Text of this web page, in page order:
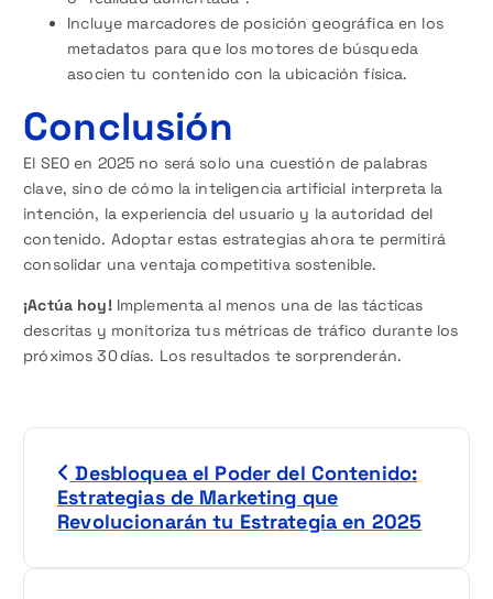
Incluye marcadores de posición geográfica en los
metadatos para que los motores de búsqueda
asocien tu contenido con la ubicación física.
Conclusión
El SEO en 2025 no será solo una cuestión de palabras
clave, sino de cómo la inteligencia artificial interpreta la
intención, la experiencia del usuario y la autoridad del
contenido. Adoptar estas estrategias ahora te permitirá
consolidar una ventaja competitiva sostenible.
¡Actúa hoy!Implementa al menos una de las tácticas
descritas y monitoriza tus métricas de tráfico durante los
próximos 30 días. Los resultados te sorprenderán.
Desbloquea el Poder del Contenido:
Estrategias de Marketing que
Revolucionarán tu Estrategia en 2025